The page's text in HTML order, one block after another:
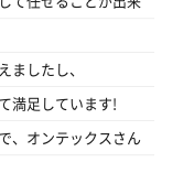
したし、
満足しています!
、オンテックスさん